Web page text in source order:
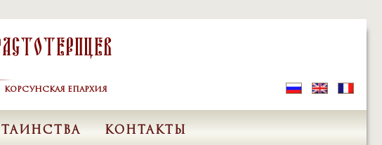
ЕПАРХИЯ
ТАИНСТВА КОНТАКТЫ